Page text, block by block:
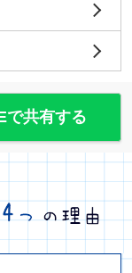
で共有する